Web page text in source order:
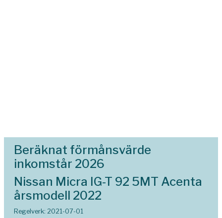
Beräknat förmånsvärde
inkomstår 2026
Nissan Micra IG-T 92 5MT Acenta
årsmodell 2022
Regelverk: 2021-07-01